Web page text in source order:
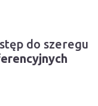
do szeregu